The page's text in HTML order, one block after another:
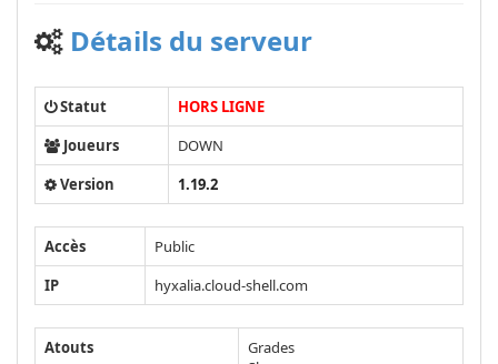
Détails du serveur
Statut
HORS LIGNE
Joueurs
DOWN
Version
1.19.2
Accès
Public
IP
hyxalia.cloud-shell.com
Atouts
Grades